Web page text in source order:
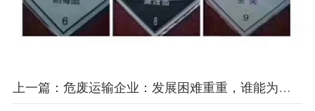
上一篇：危废运输企业：发展困难重重，谁能为我们发声？